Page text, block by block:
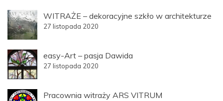
WITRAŻE – dekoracyjne szkło w architekturze
27 listopada 2020
easy-Art – pasja Dawida
27 listopada 2020
Pracownia witraży ARS VITRUM